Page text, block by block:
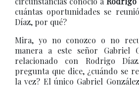
cuántas oportunidades se
Díaz, por qué?
Mira, yo no conozco o no
manera a este señor Gabriel
relacionado con Rodrigo
pregunta que dice, ¿cuándo se
la vez? El único Gabriel